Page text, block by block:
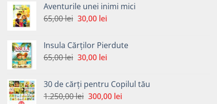
fost:
65,00 lei.
30,00 lei.
Aventurile unei inimi mici
65,00lei Prețul
fost:
65,00 lei.
30,00 leiPrețul
30,00 lei.
Insula Cărților Pierdute
65,00lei Prețul
fost:
65,00 lei.
30,00 leiPrețul
30,00 lei.
30 de cărți pentru Copilul tău
1.250,00lei Prețul
300,00 leiPrețul